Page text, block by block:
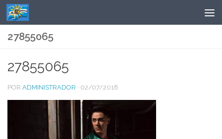
Saltar al contenido
27855065
27855065
POR ADMINISTRADOR · 02/07/2018